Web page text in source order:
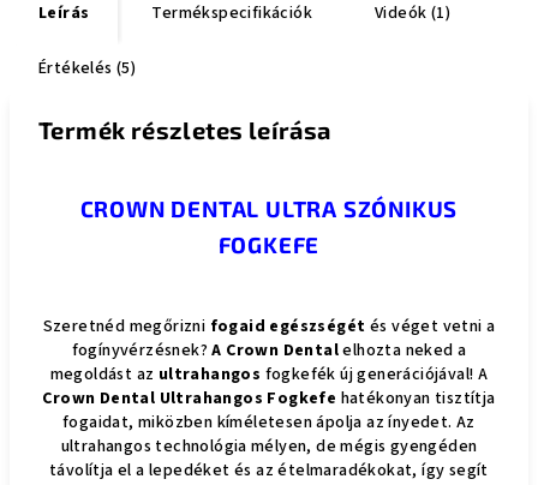
Leírás Termékspecifikációk Videók (1)
Értékelés (5)
Termék részletes leírása
CROWN DENTAL ULTRA SZÓNIKUS
FOGKEFE
Szeretnéd megőrizni fogaid egészségét és véget vetni a
fogínyvérzésnek?A Crown Dentalelhozta neked a
megoldást az ultrahangos fogkefék új generációjával! A
Crown Dental Ultrahangos Fogkefe hatékonyan tisztítja
fogaidat, miközben kíméletesen ápolja az ínyedet. Az
ultrahangos technológia mélyen, de mégis gyengéden
távolítja el a lepedéket és az ételmaradékokat, így segít